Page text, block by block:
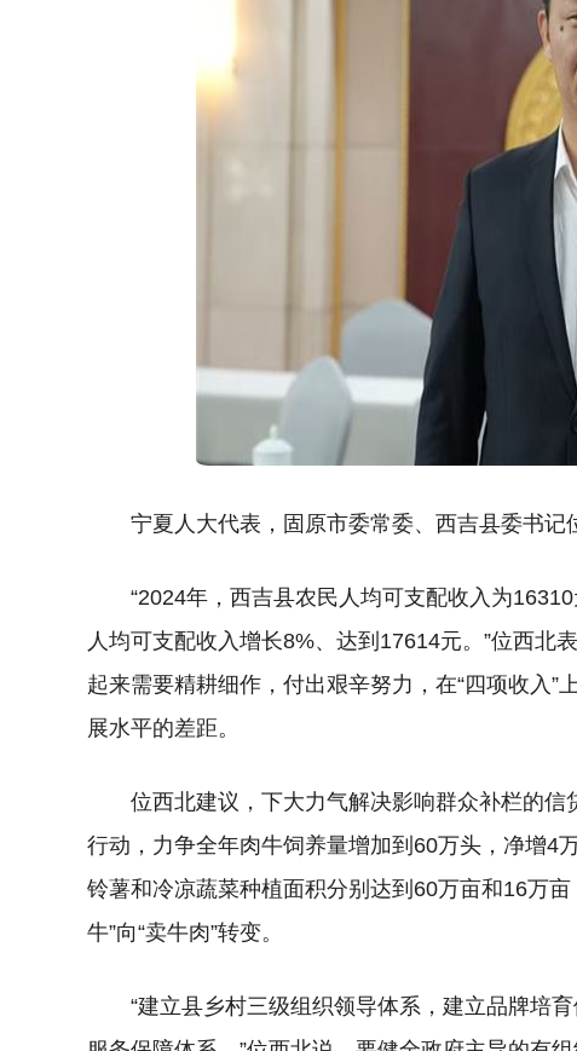
宁夏人大代表，固原市委常委、西吉县委书记
“2024年，西吉县农民人均可支配收入为
人均可支配收入增长8%、达到17614元。”位西北
起来需要精耕细作，付出艰辛努力，在“四项收入
展水平的差距。
位西北建议，下大力气解决影响群众补栏的
行动，力争全年肉牛饲养量增加到60万头，净增4
铃薯和冷凉蔬菜种植面积分别达到60万亩和16万
牛”向“卖牛肉”转变。
“建立县乡村三级组织领导体系，建立品牌培